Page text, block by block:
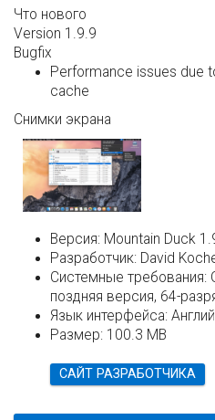
Что нового
Version 1.9.9
Bugfix
Performance issues due
cache
Снимки экрана
Версия: Mountain Duck
Разработчик: David
Системные требования:
поздняя версия, 64-
Язык интерфейса:
Размер: 100.3 MB
САЙТ РАЗРАБОТЧИКА